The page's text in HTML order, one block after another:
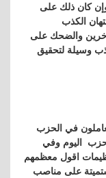
كان ذلك على
الكذب
والضحك على
وسيلة لتحقيق
في الحزب
اليوم وفي
اقول معظمهم
على مناصب